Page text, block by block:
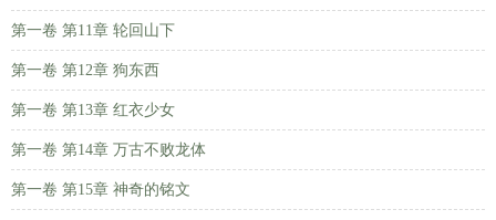
第一卷 第11章 轮回山下
第一卷 第12章 狗东西
第一卷 第13章 红衣少女
第一卷 第14章 万古不败龙体
第一卷 第15章 神奇的铭文